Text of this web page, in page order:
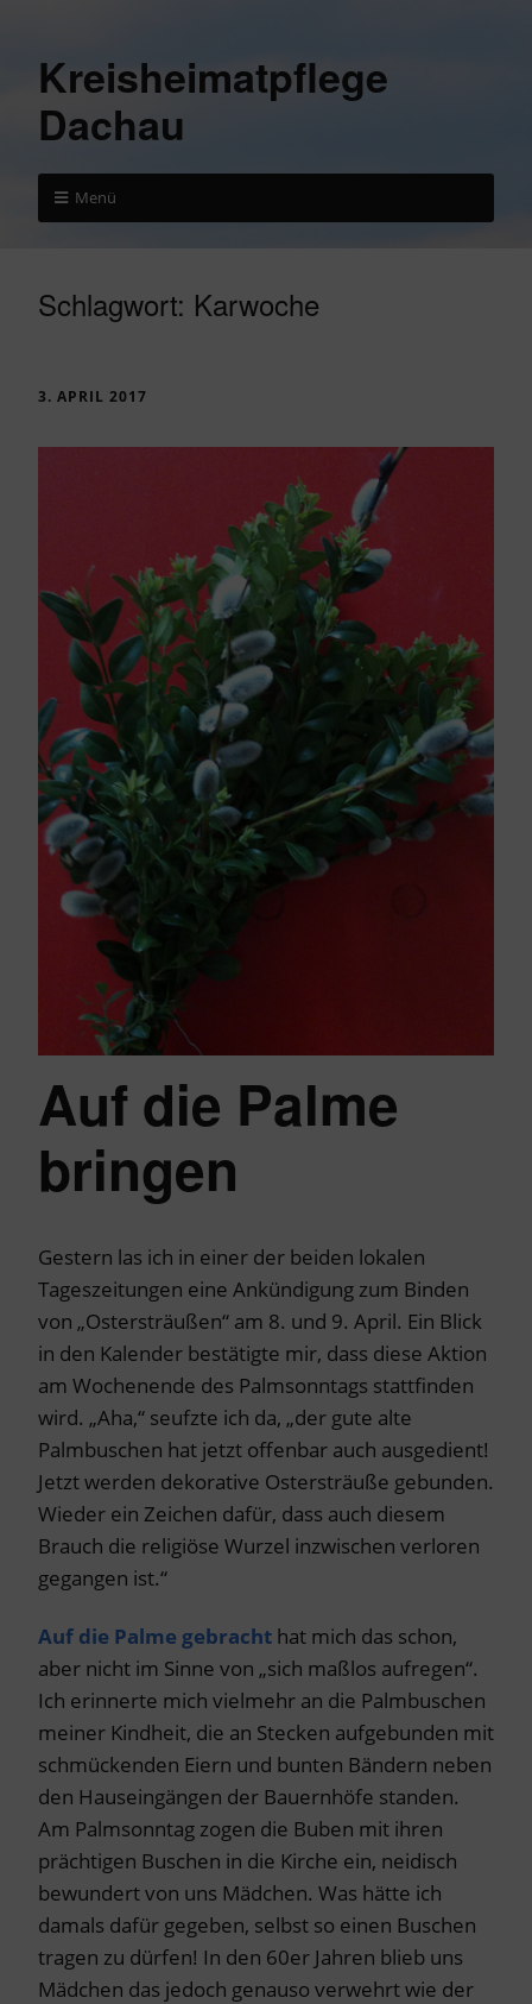
Kreisheimatpflege
Dachau
Menü
Schlagwort: Karwoche
3. APRIL 2017
Auf die Palme
bringen
Gestern las ich in einer der beiden lokalen
Tageszeitungen eine Ankündigung zum Binden
von „Ostersträußen“ am 8. und 9. April. Ein Blick
in den Kalender bestätigte mir, dass diese Aktion
am Wochenende des Palmsonntags stattfinden
wird. „Aha,“ seufzte ich da, „der gute alte
Palmbuschen hat jetzt offenbar auch ausgedient!
Jetzt werden dekorative Ostersträuße gebunden.
Wieder ein Zeichen dafür, dass auch diesem
Brauch die religiöse Wurzel inzwischen verloren
gegangen ist.“
Auf die Palme gebracht hat mich das schon,
aber nicht im Sinne von „sich maßlos aufregen“.
Ich erinnerte mich vielmehr an die Palmbuschen
meiner Kindheit, die an Stecken aufgebunden mit
schmückenden Eiern und bunten Bändern neben
den Hauseingängen der Bauernhöfe standen.
Am Palmsonntag zogen die Buben mit ihren
prächtigen Buschen in die Kirche ein, neidisch
bewundert von uns Mädchen. Was hätte ich
damals dafür gegeben, selbst so einen Buschen
tragen zu dürfen! In den 60er Jahren blieb uns
Mädchen das jedoch genauso verwehrt wie der